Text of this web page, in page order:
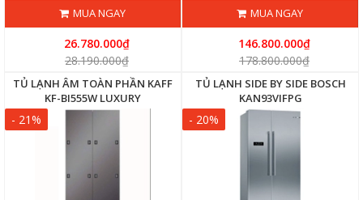
MUA NGAY
26.780.000₫
28.190.000₫
MUA NGAY
146.800.000₫
178.800.000₫
TỦ LẠNH ÂM TOÀN PHẦN KAFF
KF-BI555W LUXURY
- 21%
TỦ LẠNH SIDE BY SIDE BOSCH
KAN93VIFPG
- 20%